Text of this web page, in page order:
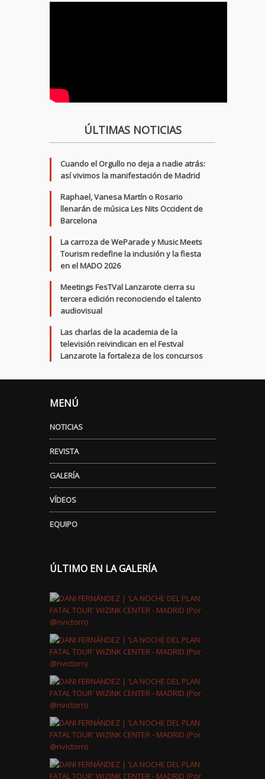
ÚLTIMAS NOTICIAS
Cuando el Orgullo no deja a nadie atrás:
así vivimos la manifestación de Madrid
Raphael, Vanesa Martín o Rosario
llenarán de música Les Nits Occident de
Barcelona
La carroza de WeParade y Music Meets
Tourism redefine la inclusión y la fiesta
en el MADO 2026
Meetings FesTVal Lanzarote cierra su
tercera edición reconociendo el talento
audiovisual
Las charlas de la academia de la
televisión reivindican en el Festval
Lanzarote la fortaleza de los concursos
MENÚ
NOTICIAS
REVISTA
GALERÍA
VÍDEOS
EQUIPO
ÚLTIMO EN LA GALERÍA